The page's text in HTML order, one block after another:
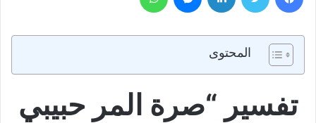
المحتوى
تفسير “صرة المر حبيبي